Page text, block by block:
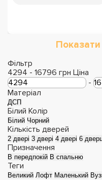
Шафи розстібні
Показати
Фільтр
4294 - 16796 грн Ціна
-
Матеріал
ДСП
Білий Колір
Білий Чорний
Кількість дверей
2 двері 3 двері 4 двері 6
Призначення
В передпокій В спальню
Теги
Великий Лофт Маленький